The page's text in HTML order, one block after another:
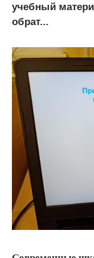
учебный
обрат...